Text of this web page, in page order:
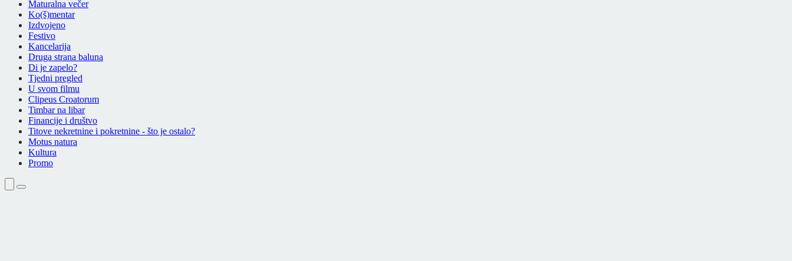
Maturalna večer
Ko(š)mentar
Izdvojeno
Festivo
Kancelarija
Druga strana baluna
Di je zapelo?
Tjedni pregled
U svom filmu
Clipeus Croatorum
Timbar na libar
Financije i društvo
Titove nekretnine i pokretnine - što je ostalo?
Motus natura
Kultura
Promo